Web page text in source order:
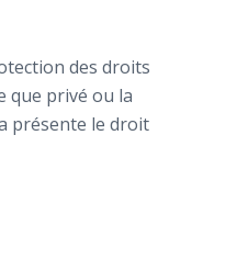
des droits
que privé ou la
présente le droit